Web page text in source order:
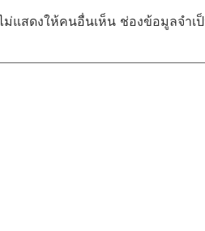
ม่แสดงให้คนอื่นเห็น ช่องข้อมูลจำเ